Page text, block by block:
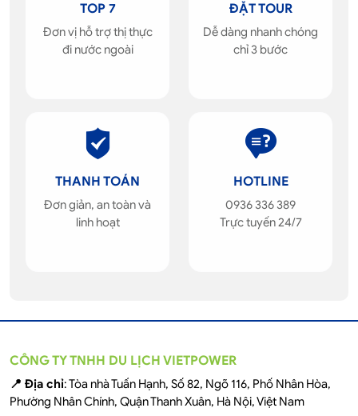
TOP 7
Đơn vị hỗ trợ thị thực
đi nước ngoài
ĐẶT TOUR
Dễ dàng nhanh chóng
chỉ 3 bước
THANH TOÁN
Đơn giản, an toàn và
linh hoạt
HOTLINE
0936 336 389
Trực tuyến 24/7
CÔNG TY TNHH DU LỊCH VIETPOWER
📍 Địa chỉ: Tòa nhà Tuấn Hạnh, Số 82, Ngõ 116, Phố Nhân Hòa,
Phường Nhân Chính, Quận Thanh Xuân, Hà Nội, Việt Nam